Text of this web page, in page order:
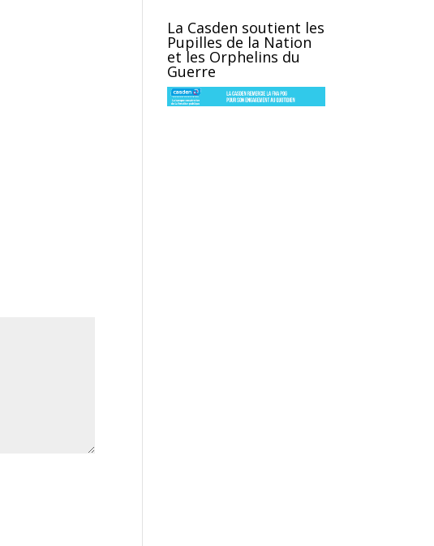
La Casden soutient les
Pupilles de la Nation
et les Orphelins du
Guerre